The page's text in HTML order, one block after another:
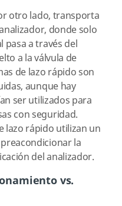
otro lado, transporta
donde solo
pasa a través del
a la válvula de
de lazo rápido son
aunque hay
ser utilizados para
con seguridad.
lazo rápido utilizan un
la
del analizador.
vs.